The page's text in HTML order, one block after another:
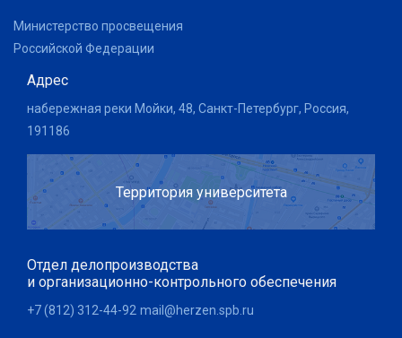
Министерство просвещения
Российской Федерации
Адрес
набережная реки Мойки, 48, Санкт-Петербург, Россия,
191186
Территория университета
Отдел делопроизводства
и организационно-контрольного обеспечения
+7 (812) 312-44-92 mail@herzen.spb.ru